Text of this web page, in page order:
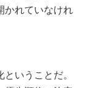
かれていなけれ
いうことだ。